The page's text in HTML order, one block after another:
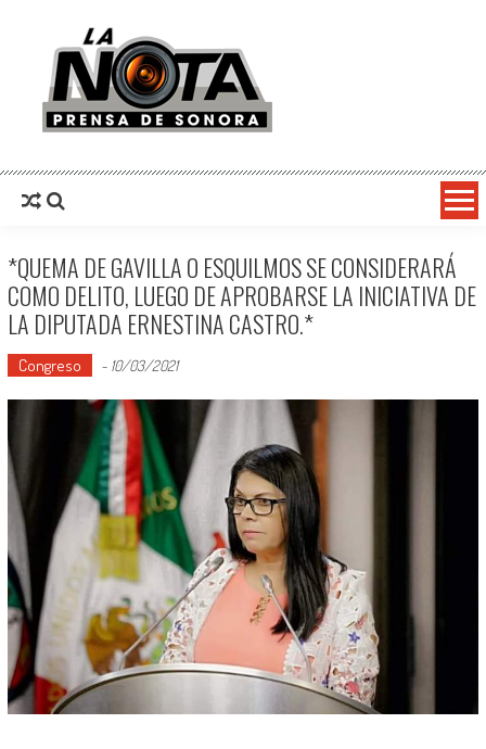
La Nota Prensa De Sonora
*QUEMA DE GAVILLA O ESQUILMOS SE CONSIDERARÁ
COMO DELITO, LUEGO DE APROBARSE LA INICIATIVA DE
LA DIPUTADA ERNESTINA CASTRO.*
Congreso - 10/03/2021